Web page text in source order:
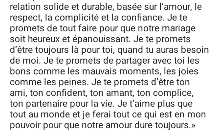
relation solide et durable, basée sur l’amour, le
respect, la complicité et la confiance. Je te
promets de tout faire pour que notre mariage
soit heureux et épanouissant. Je te promets
d’être toujours là pour toi, quand tu auras besoin
de moi. Je te promets de partager avec toi les
bons comme les mauvais moments, les joies
comme les peines. Je te promets d’être ton
ami, ton confident, ton amant, ton complice,
ton partenaire pour la vie. Je t’aime plus que
tout au monde et je ferai tout ce qui est en mon
pouvoir pour que notre amour dure toujours.»